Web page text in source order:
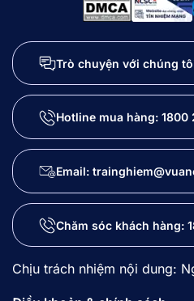
Trò chuyện với chúng
Hotline mua hàng: 1800
Email:
Chăm sóc khách hàng:
Chịu trách nhiệm nội dung: